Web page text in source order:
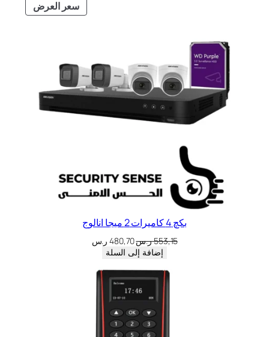
سعر العرض
بكچ 4 كاميرات 2 ميجا انالوج
553,15ر.س480,70 ر.س
إضافة إلى السلة